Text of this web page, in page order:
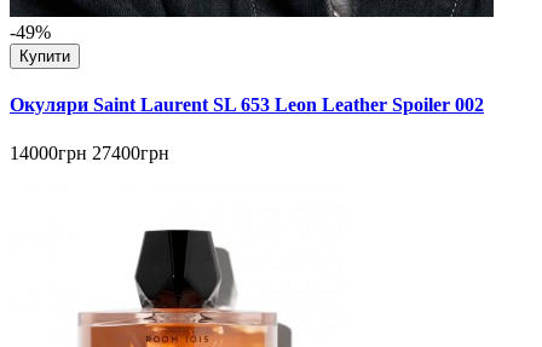
-49%
Купити
Окуляри Saint Laurent SL 653 Leon Leather Spoiler 002
14000грн 27400грн